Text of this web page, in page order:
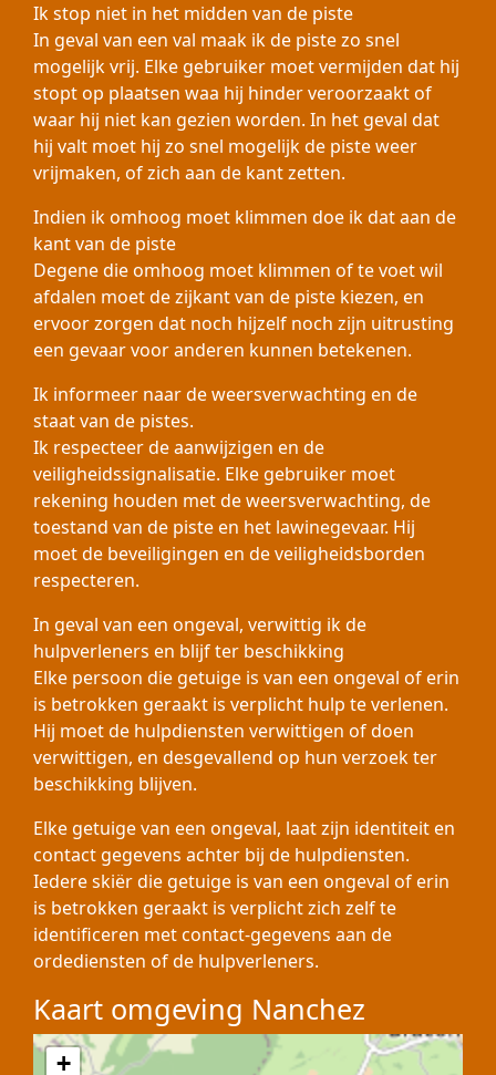
Ik stop niet in het midden van de piste
In geval van een val maak ik de piste zo snel
mogelijk vrij. Elke gebruiker moet vermijden dat hij
stopt op plaatsen waa hij hinder veroorzaakt of
waar hij niet kan gezien worden. In het geval dat
hij valt moet hij zo snel mogelijk de piste weer
vrijmaken, of zich aan de kant zetten.
Indien ik omhoog moet klimmen doe ik dat aan de
kant van de piste
Degene die omhoog moet klimmen of te voet wil
afdalen moet de zijkant van de piste kiezen, en
ervoor zorgen dat noch hijzelf noch zijn uitrusting
een gevaar voor anderen kunnen betekenen.
Ik informeer naar de weersverwachting en de
staat van de pistes.
Ik respecteer de aanwijzigen en de
veiligheidssignalisatie. Elke gebruiker moet
rekening houden met de weersverwachting, de
toestand van de piste en het lawinegevaar. Hij
moet de beveiligingen en de veiligheidsborden
respecteren.
In geval van een ongeval, verwittig ik de
hulpverleners en blijf ter beschikking
Elke persoon die getuige is van een ongeval of erin
is betrokken geraakt is verplicht hulp te verlenen.
Hij moet de hulpdiensten verwittigen of doen
verwittigen, en desgevallend op hun verzoek ter
beschikking blijven.
Elke getuige van een ongeval, laat zijn identiteit en
contact gegevens achter bij de hulpdiensten.
Iedere skiër die getuige is van een ongeval of erin
is betrokken geraakt is verplicht zich zelf te
identificeren met contact-gegevens aan de
ordediensten of de hulpverleners.
Kaart omgeving Nanchez
+